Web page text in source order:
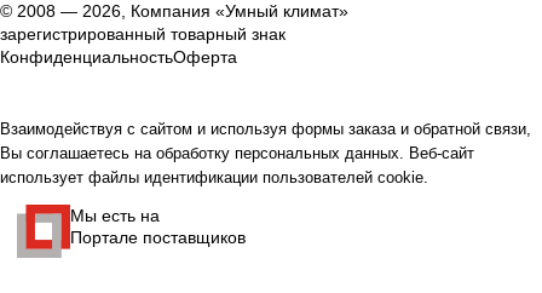
© 2008 — 2026, Компания «Умный климат»
зарегистрированный товарный знак
КонфиденциальностьОферта
Взаимодействуя с сайтом и используя формы заказа и обратной связи,
Вы соглашаетесь на обработку персональных данных. Веб-сайт
использует файлы идентификации пользователей cookie.
Мы есть на
Портале поставщиков